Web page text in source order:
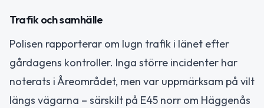
Trafik och samhälle
Polisen rapporterar om lugn trafik i länet efter
gårdagens kontroller. Inga större incidenter har
noterats i Åreområdet, men var uppmärksam på vilt
längs vägarna – särskilt på E45 norr om Häggenås